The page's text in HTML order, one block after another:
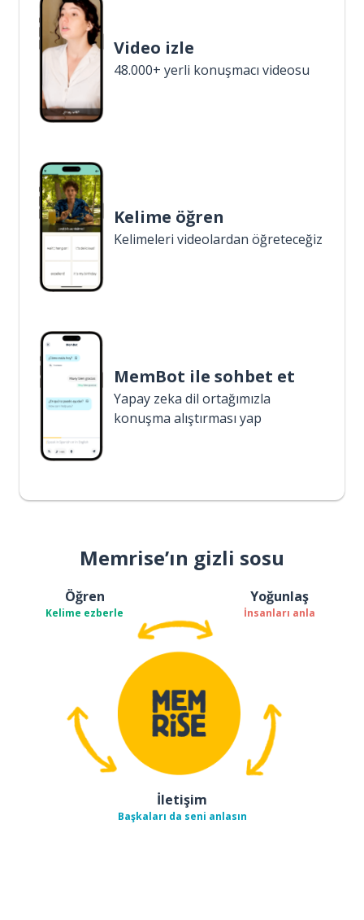
Video izle
48.000+ yerli konuşmacı videosu
Kelime öğren
Kelimeleri videolardan öğreteceğiz
MemBot ile sohbet et
Yapay zeka dil ortağımızla
konuşma alıştırması yap
Memrise’ın gizli sosu
Öğren
Kelime ezberle
Yoğunlaş
İnsanları anla
İletişim
Başkaları da seni anlasın